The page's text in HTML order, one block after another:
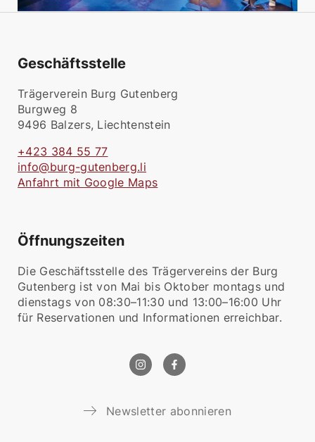
Geschäftsstelle
Trägerverein Burg Gutenberg
Burgweg 8
9496 Balzers, Liechtenstein
+423 384 55 77
info@burg-gutenberg.li
Anfahrt mit Google Maps
Öffnungszeiten
Die Geschäftsstelle des Trägervereins der Burg
Gutenberg ist von Mai bis Oktober montags und
dienstags von 08:30–11:30 und 13:00–16:00 Uhr
für Reservationen und Informationen erreichbar.
Newsletter abonnieren